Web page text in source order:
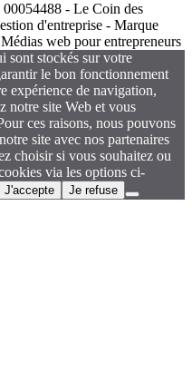
- Le Coin des
d'entreprise - Marque
web pour entrepreneurs
sont stockés sur votre
le bon fonctionnement
expérience de navigation,
notre site Web et vous
ces raisons, nous pouvons
site avec nos partenaires
choisir si vous souhaitez ou
via les options ci-
J'accepte Je refuse